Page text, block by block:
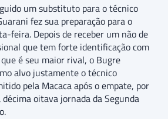
um substituto para o técnico
fez sua preparação para o
feira. Depois de receber um não de
que tem forte identificação com
é seu maior rival, o Bugre
alvo justamente o técnico
pela Macaca após o empate, por
oitava jornada da Segunda